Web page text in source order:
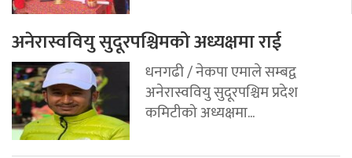
अनेरास्ववियु सुदूरपश्चिमको अध्यक्षमा राई
धनगढी / नेकपा एमाले सम्बद्व
अनेरास्ववियु सुदूरपश्चिम प्रदेश
कमिटीको अध्यक्षमा...